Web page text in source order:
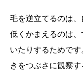
毛を逆立てるのは
低くかまえるのは
いたりするためで
きをつぶさに観察す